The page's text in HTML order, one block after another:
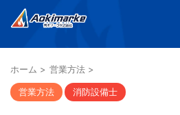
ホーム > 営業方法 >
営業方法 消防設備士